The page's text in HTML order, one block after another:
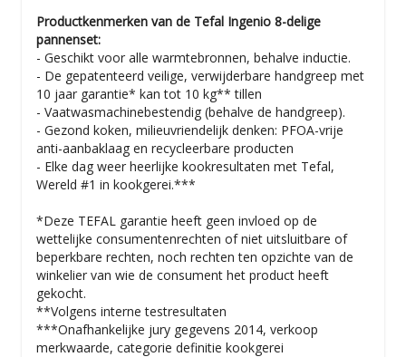
Productkenmerken van de Tefal Ingenio 8-delige
pannenset:
- Geschikt voor alle warmtebronnen, behalve inductie.
- De gepatenteerd veilige, verwijderbare handgreep met
10 jaar garantie* kan tot 10 kg** tillen
- Vaatwasmachinebestendig (behalve de handgreep).
- Gezond koken, milieuvriendelijk denken: PFOA-vrije
anti-aanbaklaag en recycleerbare producten
- Elke dag weer heerlijke kookresultaten met Tefal,
Wereld #1 in kookgerei.***
*Deze TEFAL garantie heeft geen invloed op de
wettelijke consumentenrechten of niet uitsluitbare of
beperkbare rechten, noch rechten ten opzichte van de
winkelier van wie de consument het product heeft
gekocht.
**Volgens interne testresultaten
***Onafhankelijke jury gegevens 2014, verkoop
merkwaarde, categorie definitie kookgerei